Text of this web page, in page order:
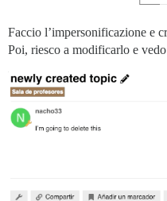
Faccio l’impersonificazione e
Poi, riesco a modificarlo e